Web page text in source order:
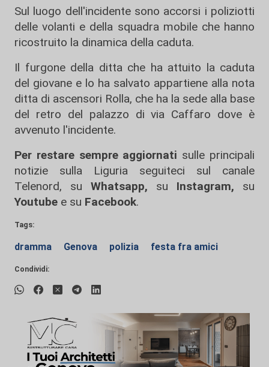
Sul luogo dell'incidente sono accorsi i poliziotti
delle volanti e della squadra mobile che hanno
ricostruito la dinamica della caduta.
Il furgone della ditta che ha attuito la caduta
del giovane e lo ha salvato appartiene alla nota
ditta di ascensori Rolla, che ha la sede alla base
del retro del palazzo di via Caffaro dove è
avvenuto l'incidente.
Per restare sempre aggiornati sulle principali
notizie sulla Liguria seguiteci sul canale
Telenord, su
Whatsapp, su Instagram, su
Youtube e su Facebook.
Tags:
dramma Genova polizia festa fra amici
Condividi: